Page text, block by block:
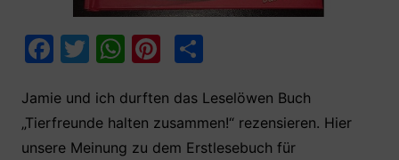
F
c
e
T
itt
er
W
at
s
Pi
er
e
T
le
n
Jamie und ich durften das Leselöwen Buch
„Tierfreunde halten zusammen!“ rezensieren. Hier
unsere Meinung zu dem Erstlesebuch für